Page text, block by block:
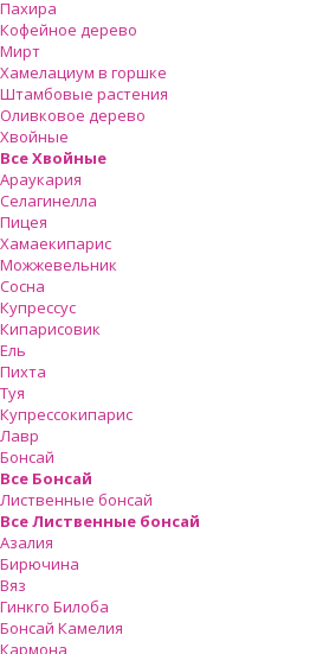
Пахира
Кофейное дерево
Мирт
Хамелациум в горшке
Штамбовые растения
Оливковое дерево
Хвойные
Все Хвойные
Араукария
Селагинелла
Пицея
Хамаекипарис
Можжевельник
Сосна
Купрессус
Кипарисовик
Ель
Пихта
Туя
Купрессокипарис
Лавр
Бонсай
Все Бонсай
Лиственные бонсай
Все Лиственные бонсай
Азалия
Бирючина
Вяз
Гинкго Билоба
Бонсай Камелия
Кармона